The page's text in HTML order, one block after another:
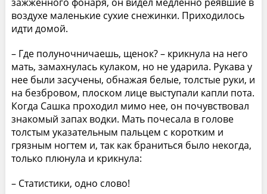
зажженного фонаря, он видел медленно реявшие в
воздухе маленькие сухие снежинки. Приходилось
идти домой.
– Где полуночничаешь, щенок? – крикнула на него
мать, замахнулась кулаком, но не ударила. Рукава у
нее были засучены, обнажая белые, толстые руки, и
на безбровом, плоском лице выступали капли пота.
Когда Сашка проходил мимо нее, он почувствовал
знакомый запах водки. Мать почесала в голове
толстым указательным пальцем с коротким и
грязным ногтем и, так как браниться было некогда,
только плюнула и крикнула:
– Статистики, одно слово!